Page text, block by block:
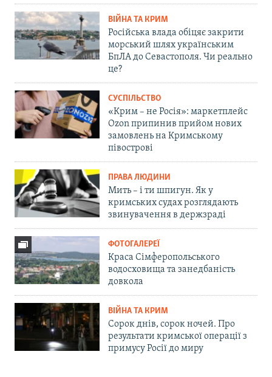
ВІЙНА ТА КРИМ
Російська влада обіцяє закрити
морський шлях українським
БпЛА до Севастополя. Чи реально
це?
СУСПІЛЬСТВО
«Крим – не Росія»: маркетплейс
Ozon припинив прийом нових
замовлень на Кримському
півострові
ПРАВА ЛЮДИНИ
Мить – і ти шпигун. Як у
кримських судах розглядають
звинувачення в держзраді
ФОТОГАЛЕРЕЇ
Краса Сімферопольського
водосховища та занедбаність
довкола
ВІЙНА ТА КРИМ
Сорок днів, сорок ночей. Про
результати кримської операції з
примусу Росії до миру